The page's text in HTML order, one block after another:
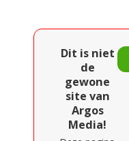
Dit is niet
de
gewone
site van
Argos
Media!